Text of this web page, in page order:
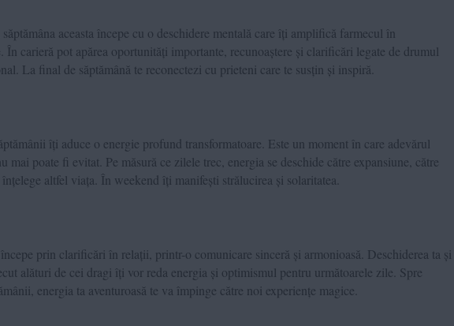
aceasta începe cu o deschidere mentală care îți amplifică farmecul în
În carieră pot apărea oportunități importante, recunoaștere și clarificări legate de drumul
La final de săptămână te reconectezi cu prieteni care te susțin și inspiră.
îți aduce o energie profund transformatoare. Este un moment în care adevărul
mai poate fi evitat. Pe măsură ce zilele trec, energia se deschide către expansiune, către
altfel viața. În weekend îți manifești strălucirea și solaritatea.
prin clarificări în relații, printr-o comunicare sinceră și armonioasă. Deschiderea ta și
alături de cei dragi îți vor reda energia și optimismul pentru următoarele zile. Spre
energia ta aventuroasă te va împinge către noi experiențe magice.